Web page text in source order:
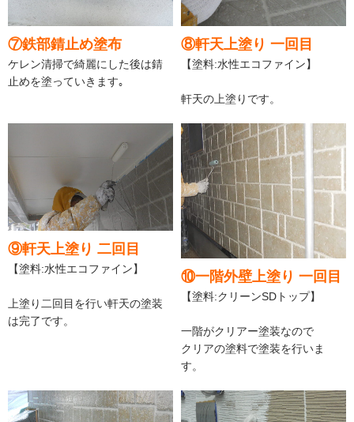
⑦鉄部錆止め塗布
ケレン清掃で綺麗にした後は錆
止めを塗っていきます｡
⑧軒天上塗り 一回目
【塗料:水性エコファイン】
軒天の上塗りです。
⑨軒天上塗り 二回目
【塗料:水性エコファイン】
上塗り二回目を行い軒天の塗装
は完了です。
⑩一階外壁上塗り 一回目
【塗料:クリーンSDトップ】
一階がクリアー塗装なので
クリアの塗料で塗装を行いま
す。